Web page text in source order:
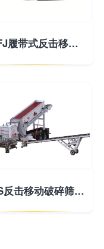
LDFJ履带式反击移动破碎站
YDS反击移动破碎筛分站